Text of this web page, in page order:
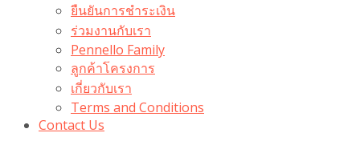
ยืนยันการชำระเงิน
ร่วมงานกับเรา
Pennello Family
ลูกค้าโครงการ
เกี่ยวกับเรา
Terms and Conditions
Contact Us